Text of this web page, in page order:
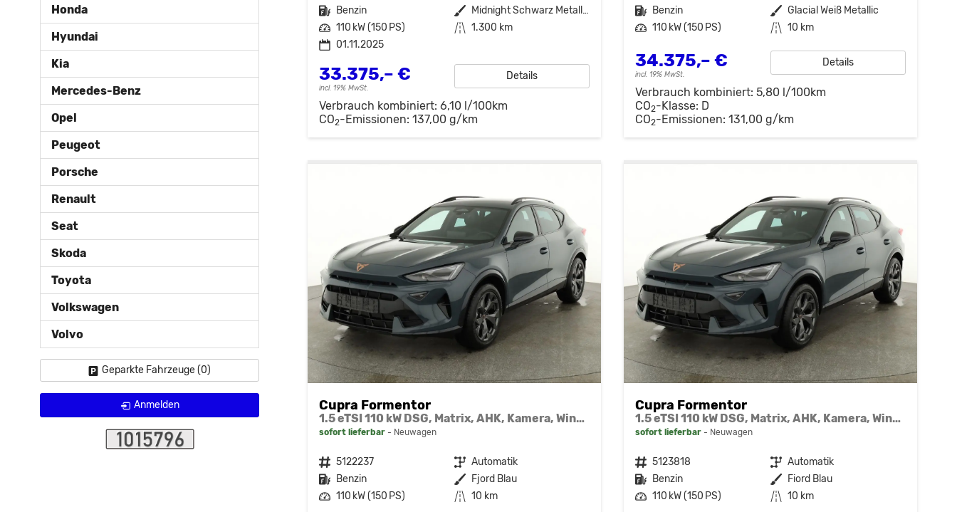
Kraftstoff Benzin Außenfarbe
Midnight Schwarz Metallic
Leistung 110 kW (150 PS) Kilometerstand 1.300 km
01.11.2025
33.375,– €
incl. 19% MwSt.
Details
Verbrauch kombiniert: 6,10 l/100km
CO2-Emissionen: 137,00 g/km
Kraftstoff Benzin Außenfarbe Glacial Weiß Metallic
Leistung 110 kW (150 PS) Kilometerstand 10 km
34.375,– €
incl. 19% MwSt.
Details
Verbrauch kombiniert: 5,80 l/100km
CO2-Klasse: D
CO2-Emissionen: 131,00 g/km
Cupra Formentor
1.5 eTSI 110 kW DSG, Matrix, AHK, Kamera, Winter, el. Klappe, 5 J.-Garantie
sofort lieferbar Neuwagen
Fahrzeugnr. 5122237 Getriebe Automatik
Kraftstoff Benzin Außenfarbe Fjord Blau
Leistung 110 kW (150 PS) Kilometerstand 10 km
Cupra Formentor
1.5 eTSI 110 kW DSG, Matrix, AHK, Kamera, Winter, el. Klappe, 5 J.-Garantie
sofort lieferbar Neuwagen
Fahrzeugnr. 5123818 Getriebe Automatik
Kraftstoff Benzin Außenfarbe Fiord Blau
Leistung 110 kW (150 PS) Kilometerstand 10 km
Honda
Hyundai
Kia
Mercedes-Benz
Opel
Peugeot
Porsche
Renault
Seat
Skoda
Toyota
Volkswagen
Volvo
Geparkte Fahrzeuge (0)
Anmelden